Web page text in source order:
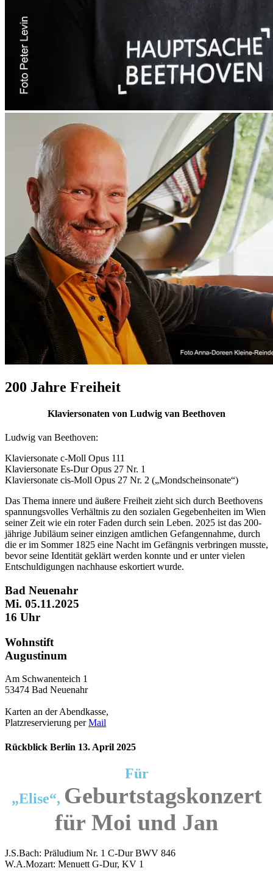
200 Jahre Freiheit
Klaviersonaten von Ludwig van Beethoven
Ludwig van Beethoven:
Klaviersonate c-Moll Opus 111
Klaviersonate Es-Dur Opus 27 Nr. 1
Klaviersonate cis-Moll Opus 27 Nr. 2 („Mondscheinsonate“)
Das Thema innere und äußere Freiheit zieht sich durch Beethovens
spannungsvolles Verhältnis zu den sozialen Gegebenheiten im Wien
seiner Zeit wie ein roter Faden durch sein Leben. 2025 ist das 200-
jährige Jubiläum seiner einzigen amtlichen Gefangennahme, durch
die er im Sommer 1825 eine Nacht im Gefängnis verbringen musste,
bevor seine Identität geklärt werden konnte und er unter vielen
Entschuldigungen nachhause eskortiert wurde.
Bad Neuenahr
Mi. 05.11.2025
16 Uhr
Wohnstift
Augustinum
Am Schwanenteich 1
53474 Bad Neuenahr
Karten an der Abendkasse,
Platzreservierung perMail
Rückblick Berlin 13. April 2025
Für
„Elise“, Geburtstagskonzert
für Moi und Jan
J.S.Bach: Präludium Nr. 1 C-Dur BWV 846
W.A.Mozart: Menuett G-Dur, KV 1